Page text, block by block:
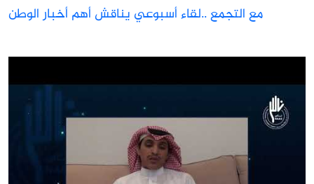
مع التجمع ..لقاء أسبوعي يناقش أهم أخبار الوطن